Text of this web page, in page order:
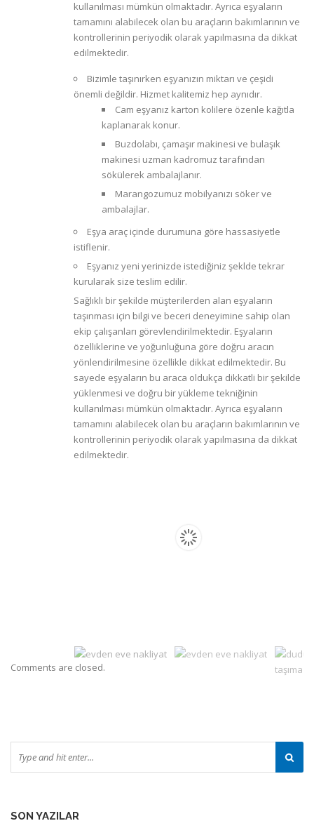
kullanılması mümkün olmaktadır. Ayrıca eşyaların
tamamını alabilecek olan bu araçların bakımlarının ve
kontrollerinin periyodik olarak yapılmasına da dikkat
edilmektedir.
Bizimle taşınırken eşyanızın miktarı ve çeşidi
önemli değildir. Hizmet kalitemiz hep aynıdır.
Cam eşyanız karton kolilere özenle kağıtla
kaplanarak konur.
Buzdolabı, çamaşır makinesi ve bulaşık
makinesi uzman kadromuz tarafından
sökülerek ambalajlanır.
Marangozumuz mobilyanızı söker ve
ambalajlar.
Eşya araç içinde durumuna göre hassasiyetle
istiflenir.
Eşyanız yeni yerinizde istediğiniz şeklde tekrar
kurularak size teslim edilir.
Sağlıklı bir şekilde müşterilerden alan eşyaların
taşınması için bilgi ve beceri deneyimine sahip olan
ekip çalışanları görevlendirilmektedir. Eşyaların
özelliklerine ve yoğunluğuna göre doğru aracın
yönlendirilmesine özellikle dikkat edilmektedir. Bu
sayede eşyaların bu araca oldukça dikkatli bir şekilde
yüklenmesi ve doğru bir yükleme tekniğinin
kullanılması mümkün olmaktadır. Ayrıca eşyaların
tamamını alabilecek olan bu araçların bakımlarının ve
kontrollerinin periyodik olarak yapılmasına da dikkat
edilmektedir.
Comments are closed.
SON YAZILAR